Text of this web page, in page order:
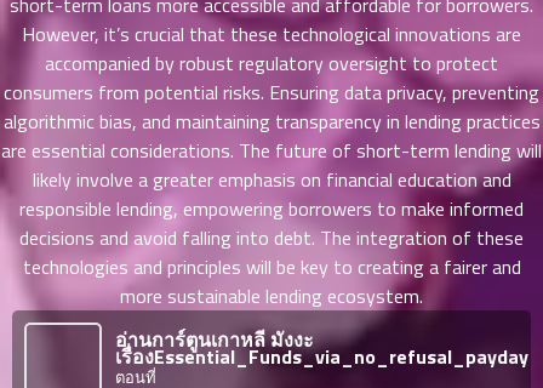
However, it’s crucial that these technological innovations are
accompanied by robust regulatory oversight to protect
consumers from potential risks. Ensuring data privacy, preventing
algorithmic bias, and maintaining transparency in lending practices
are essential considerations. The future of short-term lending will
likely involve a greater emphasis on financial education and
responsible lending, empowering borrowers to make informed
decisions and avoid falling into debt. The integration of these
technologies and principles will be key to creating a fairer and
more sustainable lending ecosystem.
อ่านการ์ตูนเกาหลี มังงะ
เรื่อง
ตอนที่
69
ตอน
น
70
ตอน
71
ตอน
น